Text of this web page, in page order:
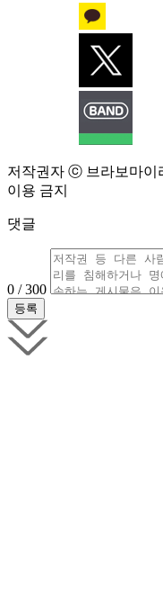
저작권자 ⓒ 브라보마이
이용 금지
댓글
0 / 300